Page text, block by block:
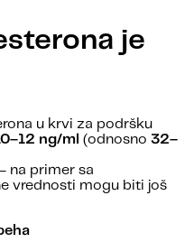
je
u krvi za podršku
ng/ml (odnosno 32–
na primer sa
vrednosti mogu biti još